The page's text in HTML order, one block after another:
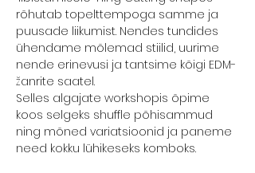
rõhutab topelttempoga samme ja
puusade liikumist. Nendes tundides
ühendame mõlemad stiilid, uurime
nende erinevusi ja tantsime kõigi EDM-
žanrite saatel.
Selles algajate workshopis õpime
koos selgeks shuffle põhisammud
ning mõned variatsioonid ja paneme
need kokku lühikeseks komboks.